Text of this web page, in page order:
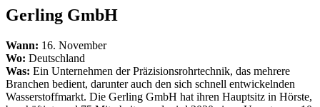
Gerling GmbH
Wann: 16. November
Wo: Deutschland
Was: Ein Unternehmen der Präzisionsrohrtechnik, das mehrere
Branchen bedient, darunter auch den sich schnell entwickelnden
Wasserstoffmarkt. Die Gerling GmbH hat ihren Hauptsitz in Hörste,